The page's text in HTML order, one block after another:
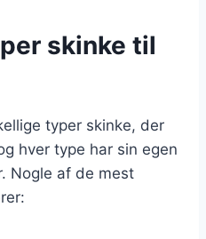
skinke til
typer skinke, der
hver type har sin egen
Nogle af de mest